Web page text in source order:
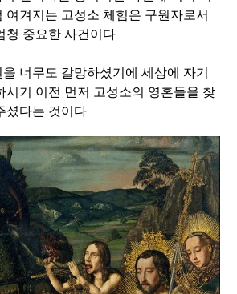
여겨지는 고성소 체험은 구원자로서
청 중요한 사건이다
너무도 갈망하셨기에 세상에 자기
시기 이전 먼저 고성소의 영혼들을 찾
셨다는 것이다